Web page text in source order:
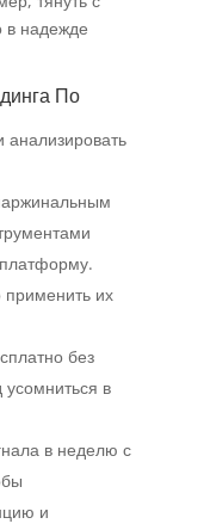
в надежде
По
анализировать
применить их
без
усомниться в
в неделю с
и